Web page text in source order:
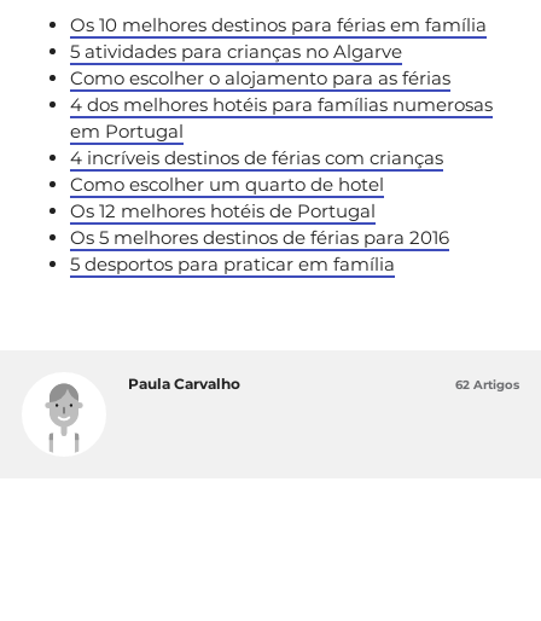
Os 10 melhores destinos para férias em família
5 atividades para crianças no Algarve
Como escolher o alojamento para as férias
4 dos melhores hotéis para famílias numerosas
em Portugal
4 incríveis destinos de férias com crianças
Como escolher um quarto de hotel
Os 12 melhores hotéis de Portugal
Os 5 melhores destinos de férias para 2016
5 desportos para praticar em família
Paula Carvalho 62 Artigos